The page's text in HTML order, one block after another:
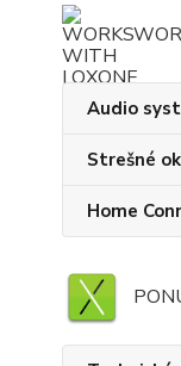
Audio
Strešné
Home